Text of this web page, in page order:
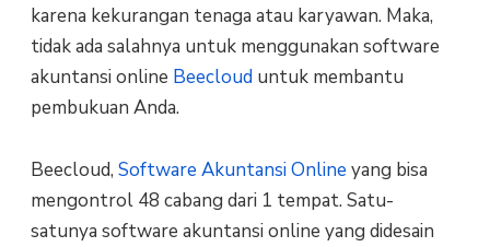
karena kekurangan tenaga atau karyawan. Maka,
tidak ada salahnya untuk menggunakan software
akuntansi online Beecloud untuk membantu
pembukuan Anda.
Beecloud, Software Akuntansi Online yang bisa
mengontrol 48 cabang dari 1 tempat. Satu-
satunya software akuntansi online yang didesain